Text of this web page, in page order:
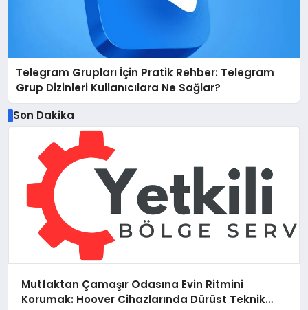
Telegram Grupları İçin Pratik Rehber: Telegram
Grup Dizinleri Kullanıcılara Ne Sağlar?
Son Dakika
Mutfaktan Çamaşır Odasına Evin Ritmini
Korumak: Hoover Cihazlarında Dürüst Teknik